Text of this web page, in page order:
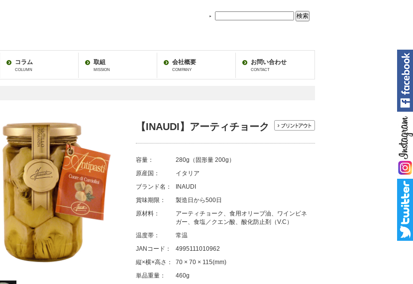
コラム
COLUMN
取組
MISSION
会社概要
COMPANY
お問い合わせ
CONTACT
【INAUDI】アーティチョーク
容量：
280g（固形量 200g）
原産国：
イタリア
ブランド名：
INAUDI
賞味期限：
製造日から500日
原材料：
アーティチョーク、食用オリーブ油、ワインビネ
ガー、食塩／クエン酸、酸化防止剤（V.C）
温度帯：
常温
JANコード：
4995111010962
縦×横×高さ：
70 × 70 × 115(mm)
単品重量：
460g